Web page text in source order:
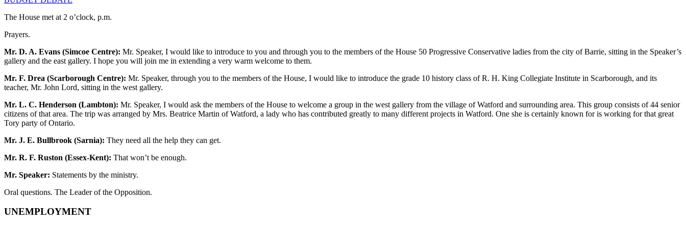
The House met at 2 o’clock, p.m.
Prayers.
Mr. D. A. Evans (Simcoe Centre): Mr. Speaker, I would like to introduce to you and through you to the members of the House 50 Progressive Conservative ladies from the city of Barrie, sitting in the Speaker’s
gallery and the east gallery. I hope you will join me in extending a very warm welcome to them.
Mr. F. Drea (Scarborough Centre): Mr. Speaker, through you to the members of the House, I would like to introduce the grade 10 history class of R. H. King Collegiate Institute in Scarborough, and its
teacher, Mr. John Lord, sitting in the west gallery.
Mr. L. C. Henderson (Lambton): Mr. Speaker, I would ask the members of the House to welcome a group in the west gallery from the village of Watford and surrounding area. This group consists of 44 senior
citizens of that area. The trip was arranged by Mrs. Beatrice Martin of Watford, a lady who has contributed greatly to many different projects in Watford. One she is certainly known for is working for that great
Tory party of Ontario.
Mr. J. E. Bullbrook (Sarnia): They need all the help they can get.
Mr. R. F. Ruston (Essex-Kent): That won’t be enough.
Mr. Speaker: Statements by the ministry.
Oral questions. The Leader of the Opposition.
UNEMPLOYMENT